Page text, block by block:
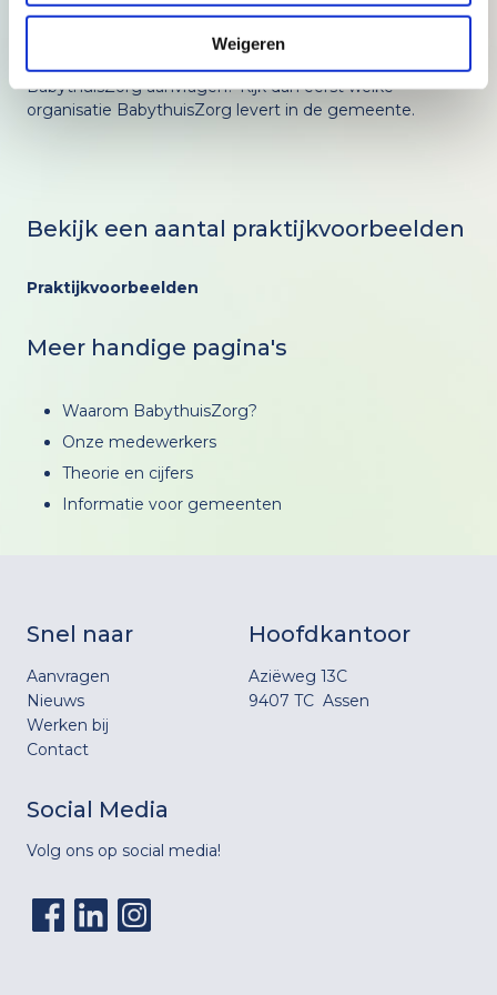
Weigeren
BabythuisZorg wordt landelijk aangeboden door
verschillende kraamzorgorganisaties. Alle
franchisenemers
BabythuisZorg aanvragen? Kijk dan eerst welke
organisatie BabythuisZorg levert in de gemeente.
Bekijk een aantal praktijkvoorbeelden
Praktijkvoorbeelden
Meer handige pagina's
Waarom BabythuisZorg?
Onze medewerkers
Theorie en cijfers
Informatie voor gemeenten
Snel naar
Aanvragen
Nieuws
Werken bij
Contact
Hoofdkantoor
Aziëweg 13C
9407 TC Assen
Social Media
Volg ons op social media!